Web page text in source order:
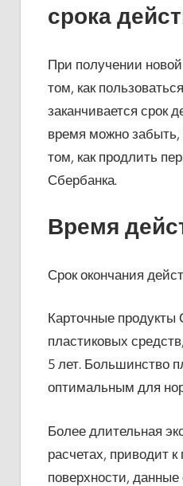
срока
При получении
том, как
заканчивается срок
время можно забыть,
том, как продлить
Сбербанка.
Время
Срок окончания
Карточные продукты
пластиковых
5 лет. Большинство
оптимальным для
Более длительная
расчетах, приводит
поверхности,